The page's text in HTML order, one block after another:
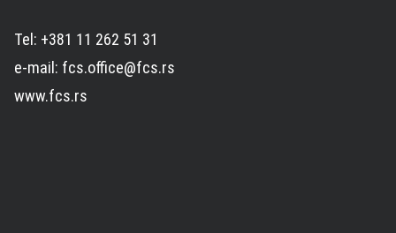
Tel: +381 11 262 51 31
e-mail: fcs.office@fcs.rs
www.fcs.rs